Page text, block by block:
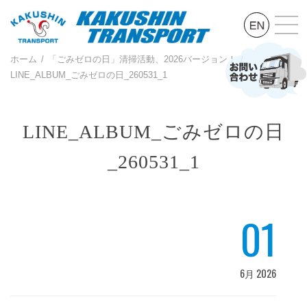
ホーム
「ごみゼロの日」清掃活動、2026バージョン！
LINE_ALBUM_ごみゼロの日_260531_1
LINE_ALBUM_ごみゼロの日
_260531_1
01
6月 2026